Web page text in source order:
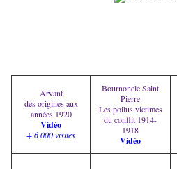
Arvant
des origines aux
années 1920
Vidéo
+ 6 000 visites
Bournoncle Saint
Pierre
Les poilus victimes
du conflit 1914-
1918
Vidéo